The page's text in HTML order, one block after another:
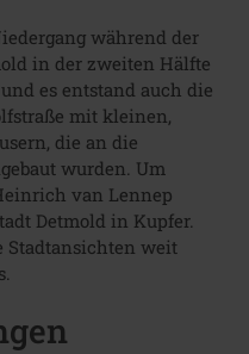
während der
in der zweiten Hälfte
es entstand auch die
mit kleinen,
die an die
wurden. Um
van Lennep
Detmold in Kupfer.
Stadtansichten weit